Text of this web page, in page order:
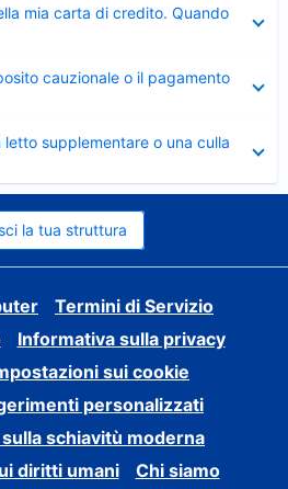
mia carta di credito. Quando
cauzionale o il pagamento
letto supplementare o una culla
la tua struttura
Termini di Servizio
Informativa sulla privacy
sui cookie
personalizzati
schiavitù moderna
diritti umani
Chi siamo